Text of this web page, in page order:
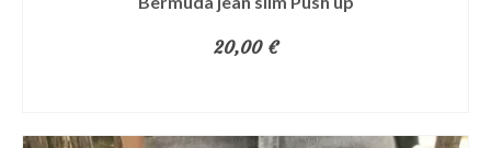
20,00 €